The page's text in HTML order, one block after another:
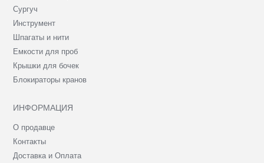
Сургуч
Инструмент
Шпагаты и нити
Емкости для проб
Крышки для бочек
Блокираторы кранов
ИНФОРМАЦИЯ
О продавце
Контакты
Доставка и Оплата